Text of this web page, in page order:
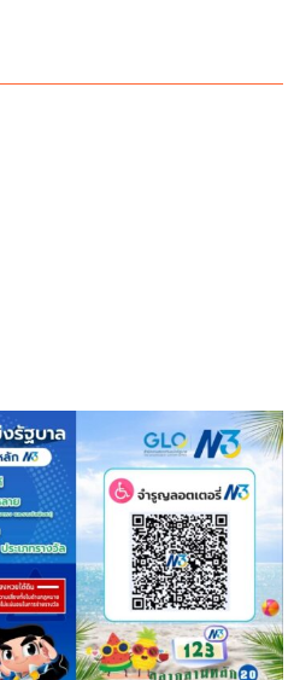
ขวัญ
พร้อม
ชม
พิพิธภัณฑ์
พระพุทธ
คุณ
ฟรี
ตลอด
เดือน